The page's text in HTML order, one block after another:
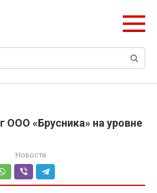
ООО «Брусника» на уровне
Новости